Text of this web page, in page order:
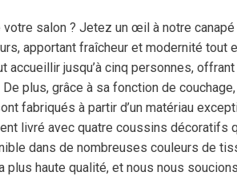
salon ? Jetez un œil à notre
apportant fraîcheur et modernité
accueillir jusqu’à cinq personnes,
plus, grâce à sa fonction de
fabriqués à partir d’un matériau
livré avec quatre coussins
dans de nombreuses couleurs de
haute qualité, et nous nous